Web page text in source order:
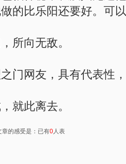
的比乐阳还要好。可
所向无敌。
门网友，具有代表性
就此离去。
章的感受是：已有0人表